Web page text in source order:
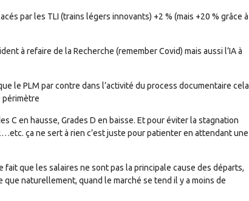
par les TLI (trains légers innovants) +2 % (mais +20 % grâce à
à refaire de la Recherche (remember Covid) mais aussi l’IA à
le PLM par contre dans l’activité du process documentaire cela
périmètre
C en hausse, Grades D en baisse. Et pour éviter la stagnation
ça ne sert à rien c’est juste pour patienter en attendant une
fait que les salaires ne sont pas la principale cause des départs,
que naturellement, quand le marché se tend il y a moins de